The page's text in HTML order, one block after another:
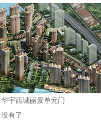
华宇西城丽景单元门
没有了